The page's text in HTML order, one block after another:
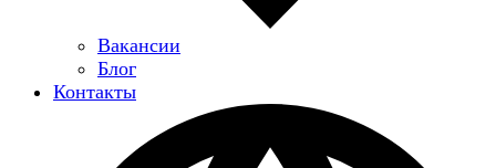
Вакансии
Блог
Контакты